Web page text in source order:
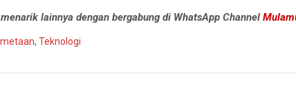
lainnya dengan bergabung di WhatsApp Channel
, Teknologi